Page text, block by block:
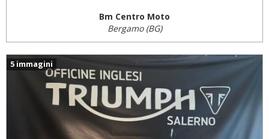
Bm Centro Moto
Bergamo (BG)
5 immagini